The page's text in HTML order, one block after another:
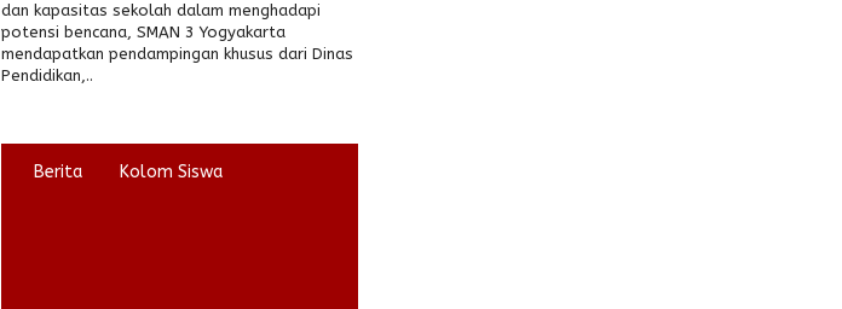
dan kapasitas sekolah dalam menghadapi
potensi bencana, SMAN 3 Yogyakarta
mendapatkan pendampingan khusus dari Dinas
Pendidikan,..
Berita Kolom Siswa